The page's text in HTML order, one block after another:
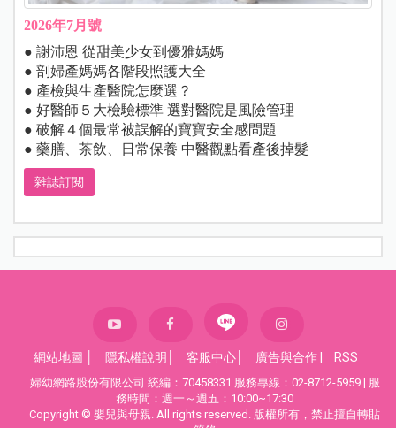
2026年7月號
● 謝沛恩 從甜美少女到優雅媽媽
● 剖婦產媽媽各階段照護大全
● 產檢與生產醫院怎麼選？
● 好醫師５大檢驗標準 選對醫院是風險管理
● 破解４個最常被誤解的寶寶安全感問題
● 藥膳、茶飲、日常保養 中醫觀點看產後掉髮
雜誌訂閱
網站地圖 隱私權說明 客服中心 廣告與合作 RSS
婦幼網路股份有限公司 統編：70458331 服務專線：02-8712-5959 | 服
務時間：週一～週五：10:00~17:30
Copyright © 嬰兒與母親. All rights reserved. 版權所有，禁止擅自轉貼